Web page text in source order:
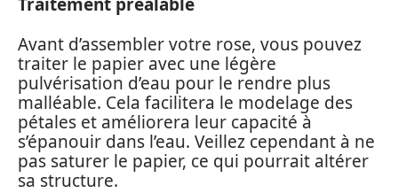
Traitement préalable
Avant d’assembler votre rose, vous pouvez
traiter le papier avec une légère
pulvérisation d’eau pour le rendre plus
malléable. Cela facilitera le modelage des
pétales et améliorera leur capacité à
s’épanouir dans l’eau. Veillez cependant à ne
pas saturer le papier, ce qui pourrait altérer
sa structure.